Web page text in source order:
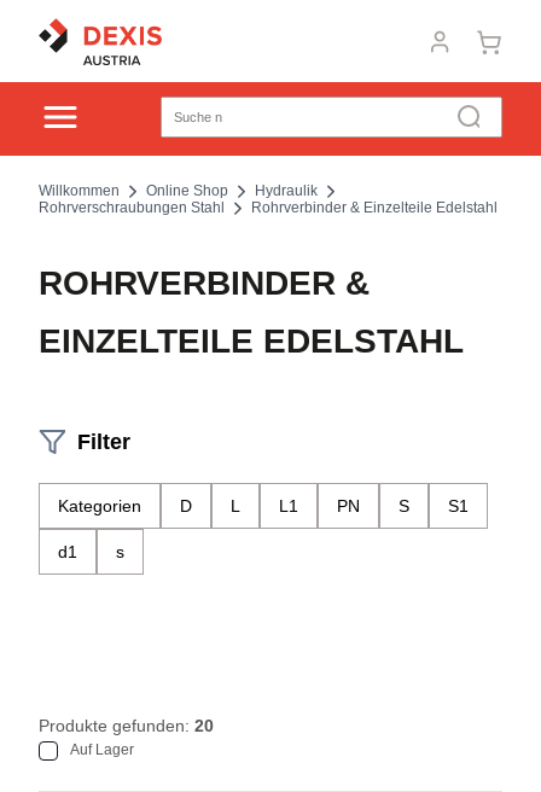
Willkommen Online Shop
Hydraulik
Rohrverschraubungen Stahl
Rohrverbinder & Einzelteile Edelstahl
ROHRVERBINDER &
EINZELTEILE EDELSTAHL
Filter
Kategorien D L L1 PN S S1
d1 s
Produkte gefunden: 20
Auf Lager